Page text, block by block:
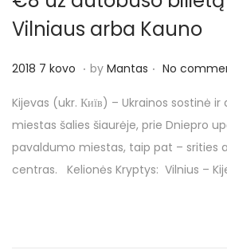
n
Vilniaus arba Kauno
P
s
t
e
d
2018 7 kovo 2
1
8
7
k
. by Mantas . No
Kijevas (ukr. Київ) – Ukrainos sostinė
miestas šalies šiaurėje, prie Dniepro
pavaldumo miestas, taip pat – srities
centras. Kelionės Kryptys: Vilnius –